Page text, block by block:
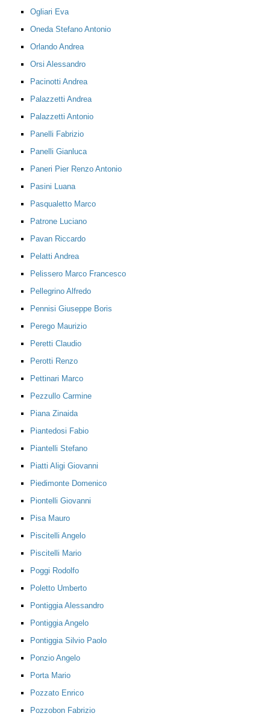
Ogliari Eva
Oneda Stefano Antonio
Orlando Andrea
Orsi Alessandro
Pacinotti Andrea
Palazzetti Andrea
Palazzetti Antonio
Panelli Fabrizio
Panelli Gianluca
Paneri Pier Renzo Antonio
Pasini Luana
Pasqualetto Marco
Patrone Luciano
Pavan Riccardo
Pelatti Andrea
Pelissero Marco Francesco
Pellegrino Alfredo
Pennisi Giuseppe Boris
Perego Maurizio
Peretti Claudio
Perotti Renzo
Pettinari Marco
Pezzullo Carmine
Piana Zinaida
Piantedosi Fabio
Piantelli Stefano
Piatti Aligi Giovanni
Piedimonte Domenico
Piontelli Giovanni
Pisa Mauro
Piscitelli Angelo
Piscitelli Mario
Poggi Rodolfo
Poletto Umberto
Pontiggia Alessandro
Pontiggia Angelo
Pontiggia Silvio Paolo
Ponzio Angelo
Porta Mario
Pozzato Enrico
Pozzobon Fabrizio